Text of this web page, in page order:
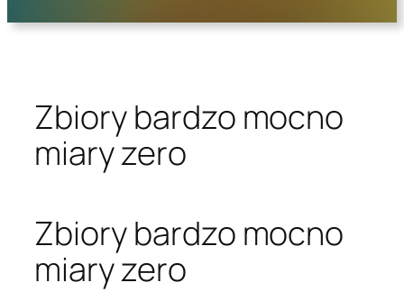
Zbiory bardzo mocno
miary zero
Zbiory bardzo mocno
miary zero